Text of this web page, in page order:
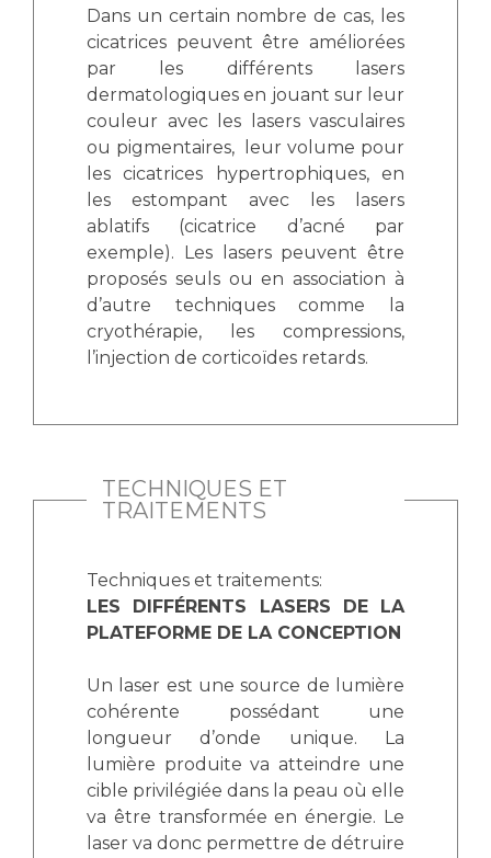
Dans un certain nombre de cas, les
cicatrices peuvent être améliorées
par les différents lasers
dermatologiques en jouant sur leur
couleur avec les lasers vasculaires
ou pigmentaires, leur volume pour
les cicatrices hypertrophiques, en
les estompant avec les lasers
ablatifs (cicatrice d’acné par
exemple). Les lasers peuvent être
proposés seuls ou en association à
d’autre techniques comme la
cryothérapie, les compressions,
l’injection de corticoïdes retards.
TECHNIQUES ET
TRAITEMENTS
Techniques et traitements:
LES DIFFÉRENTS LASERS DE LA
PLATEFORME DE LA CONCEPTION
Un laser est une source de lumière
cohérente possédant une
longueur d’onde unique. La
lumière produite va atteindre une
cible privilégiée dans la peau où elle
va être transformée en énergie. Le
laser va donc permettre de détruire